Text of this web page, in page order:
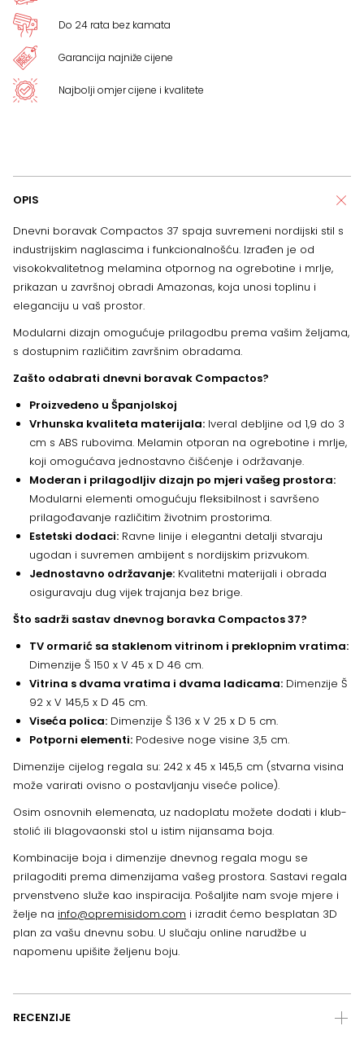
Do 24 rata bez kamata
Garancija najniže cijene
Najbolji omjer cijene i kvalitete
OPIS
Dnevni boravak Compactos 37 spaja suvremeni nordijski stil s
industrijskim naglascima i funkcionalnošću. Izrađen je od
visokokvalitetnog melamina otpornog na ogrebotine i mrlje,
prikazan u završnoj obradi Amazonas, koja unosi toplinu i
eleganciju u vaš prostor.
Modularni dizajn omogućuje prilagodbu prema vašim željama,
s dostupnim različitim završnim obradama.
Zašto odabrati dnevni boravak Compactos?
Proizvedeno u Španjolskoj
Vrhunska kvaliteta materijala: Iveral debljine od 1,9 do 3
cm s ABS rubovima. Melamin otporan na ogrebotine i mrlje,
koji omogućava jednostavno čišćenje i održavanje.
Moderan i prilagodljiv dizajn po mjeri vašeg prostora:
Modularni elementi omogućuju fleksibilnost i savršeno
prilagođavanje različitim životnim prostorima.
Estetski dodaci: Ravne linije i elegantni detalji stvaraju
ugodan i suvremen ambijent s nordijskim prizvukom.
Jednostavno održavanje: Kvalitetni materijali i obrada
osiguravaju dug vijek trajanja bez brige.
Što sadrži sastav dnevnog boravka Compactos 37?
TV ormarić sa staklenom vitrinom i preklopnim vratima:
Dimenzije Š 150 x V 45 x D 46 cm.
Vitrina s dvama vratima i dvama ladicama: Dimenzije Š
92 x V 145,5 x D 45 cm.
Viseća polica: Dimenzije Š 136 x V 25 x D 5 cm.
Potporni elementi: Podesive noge visine 3,5 cm.
Dimenzije cijelog regala su: 242 x 45 x 145,5 cm (stvarna visina
može varirati ovisno o postavljanju viseće police).
Osim osnovnih elemenata, uz nadoplatu možete dodati i klub-
stolić ili blagovaonski stol u istim nijansama boja.
Kombinacije boja i dimenzije dnevnog regala mogu se
prilagoditi prema dimenzijama vašeg prostora. Sastavi regala
prvenstveno služe kao inspiracija. Pošaljite nam svoje mjere i
želje na info@opremisidom.com i izradit ćemo besplatan 3D
plan za vašu dnevnu sobu. U slučaju online narudžbe u
napomenu upišite željenu boju.
RECENZIJE